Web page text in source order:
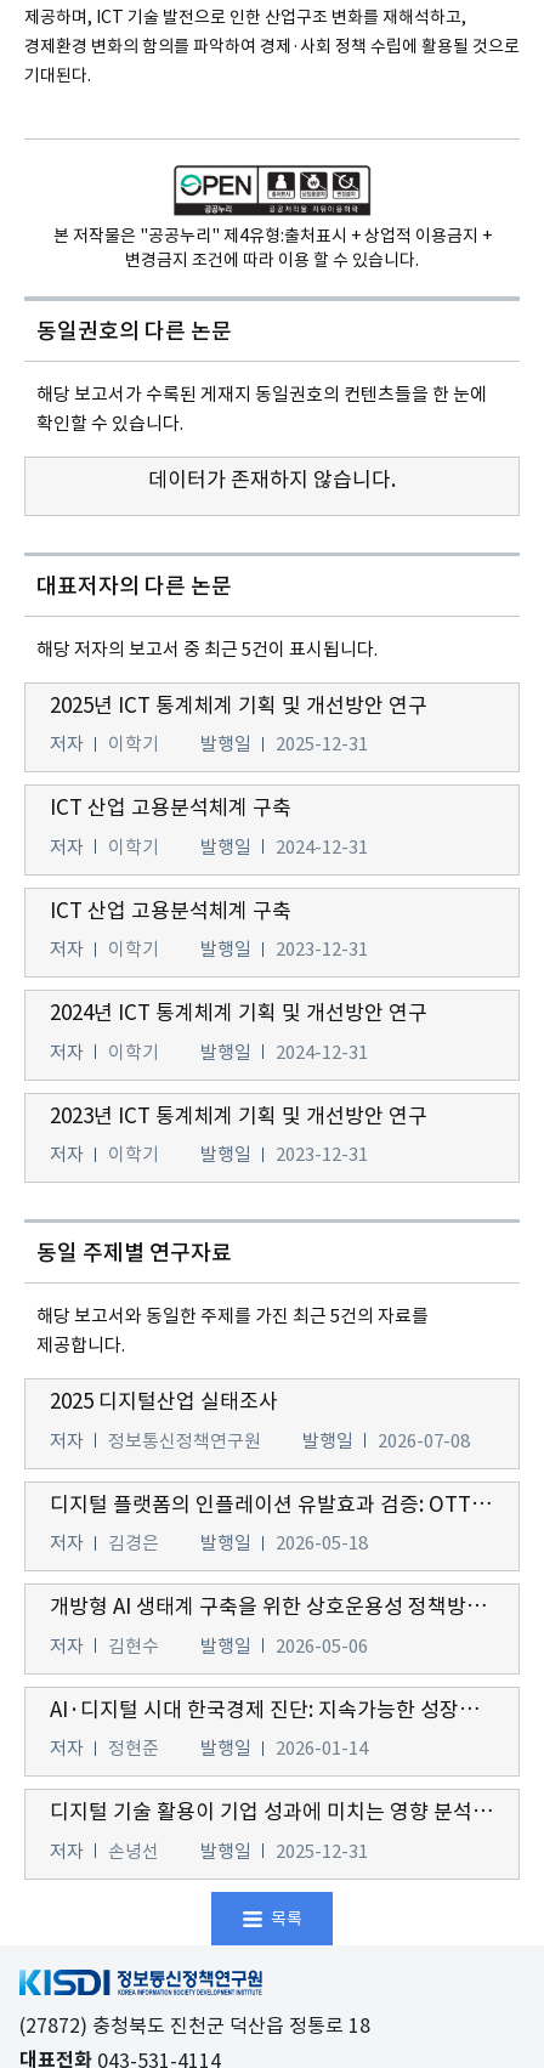
제공하며, ICT 기술 발전으로 인한 산업구조 변화를 재해석하고,
경제환경 변화의 함의를 파악하여 경제·사회 정책 수립에 활용될 것으로
기대된다.
본 저작물은 "공공누리" 제4유형:출처표시 + 상업적 이용금지 +
변경금지 조건에 따라 이용 할 수 있습니다.
동일권호의 다른 논문
해당 보고서가 수록된 게재지 동일권호의 컨텐츠들을 한 눈에
확인할 수 있습니다.
데이터가 존재하지 않습니다.
대표저자의 다른 논문
해당 저자의 보고서 중 최근 5건이 표시됩니다.
2025년 ICT 통계체계 기획 및 개선방안 연구
저자 이학기 발행일 2025-12-31
ICT 산업 고용분석체계 구축
저자 이학기 발행일 2024-12-31
ICT 산업 고용분석체계 구축
저자 이학기 발행일 2023-12-31
2024년 ICT 통계체계 기획 및 개선방안 연구
저자 이학기 발행일 2024-12-31
2023년 ICT 통계체계 기획 및 개선방안 연구
저자 이학기 발행일 2023-12-31
동일 주제별 연구자료
해당 보고서와 동일한 주제를 가진 최근 5건의 자료를
제공합니다.
2025 디지털산업 실태조사
저자 정보통신정책연구원 발행일 2026-07-08
디지털 플랫폼의 인플레이션 유발효과 검증: OTT와 배달앱을 중심으로
저자 김경은 발행일 2026-05-18
개방형 AI 생태계 구축을 위한 상호운용성 정책방향 및 과제
저자 김현수 발행일 2026-05-06
AI·디지털 시대 한국경제 진단: 지속가능한 성장을 위한 생산성 혁신
저자 정현준 발행일 2026-01-14
디지털 기술 활용이 기업 성과에 미치는 영향 분석과 정책 시사점 연구
저자 손녕선 발행일 2025-12-31
목록
(27872) 충청북도 진천군 덕산읍 정통로 18
대표전화 043-531-4114